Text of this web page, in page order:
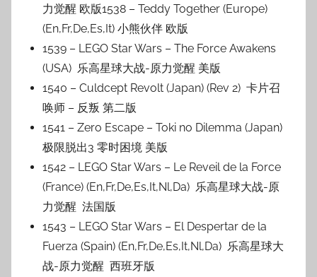
力觉醒 欧版1538 – Teddy Together (Europe)
(En,Fr,De,Es,It) 小熊伙伴 欧版
1539 – LEGO Star Wars – The Force Awakens
(USA) 乐高星球大战-原力觉醒 美版
1540 – Culdcept Revolt (Japan) (Rev 2) 卡片召
唤师 – 反叛 第二版
1541 – Zero Escape – Toki no Dilemma (Japan)
极限脱出3 零时困境 美版
1542 – LEGO Star Wars – Le Reveil de la Force
(France) (En,Fr,De,Es,It,Nl,Da) 乐高星球大战-原
力觉醒 法国版
1543 – LEGO Star Wars – El Despertar de la
Fuerza (Spain) (En,Fr,De,Es,It,Nl,Da) 乐高星球大
战-原力觉醒 西班牙版